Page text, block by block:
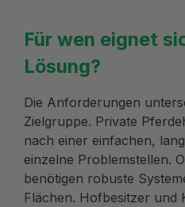
Für wen eignet
Lösung?
Die Anforderungen
Zielgruppe. Private
nach einer einfachen,
einzelne Problemstellen.
benötigen robuste
Flächen. Hofbesitzer und